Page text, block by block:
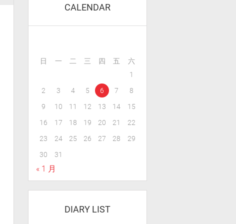
CALENDAR
日 一 二 三 四 五
六
1
2
3 4 5 6 7
8
9
10 11 12 13 14
15
16
17 18 19 20 21
22
23
24 25 26 27 28
29
30
31
« 1 月
DIARY LIST